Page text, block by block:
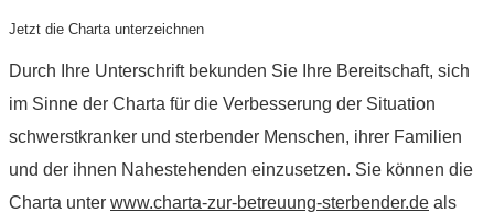
Jetzt die Charta unterzeichnen
Durch Ihre Unterschrift bekunden Sie Ihre Bereitschaft, sich
im Sinne der Charta für die Verbesserung der Situation
schwerstkranker und sterbender Menschen, ihrer Familien
und der ihnen Nahestehenden einzusetzen. Sie können die
Charta unter www.charta-zur-betreuung-sterbender.de als